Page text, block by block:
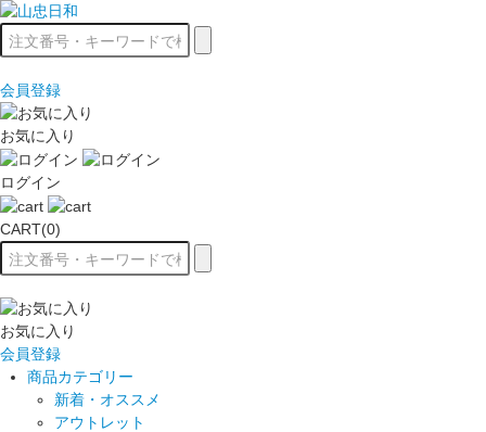
会員登録
お気に入り
ログイン
CART(0)
お気に入り
会員登録
商品カテゴリー
新着・オススメ
アウトレット